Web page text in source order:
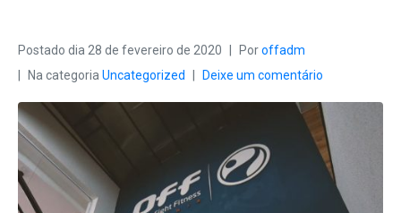
Postado dia 28 de fevereiro de 2020 Poroffadm
Na categoria Uncategorized Deixe um comentário